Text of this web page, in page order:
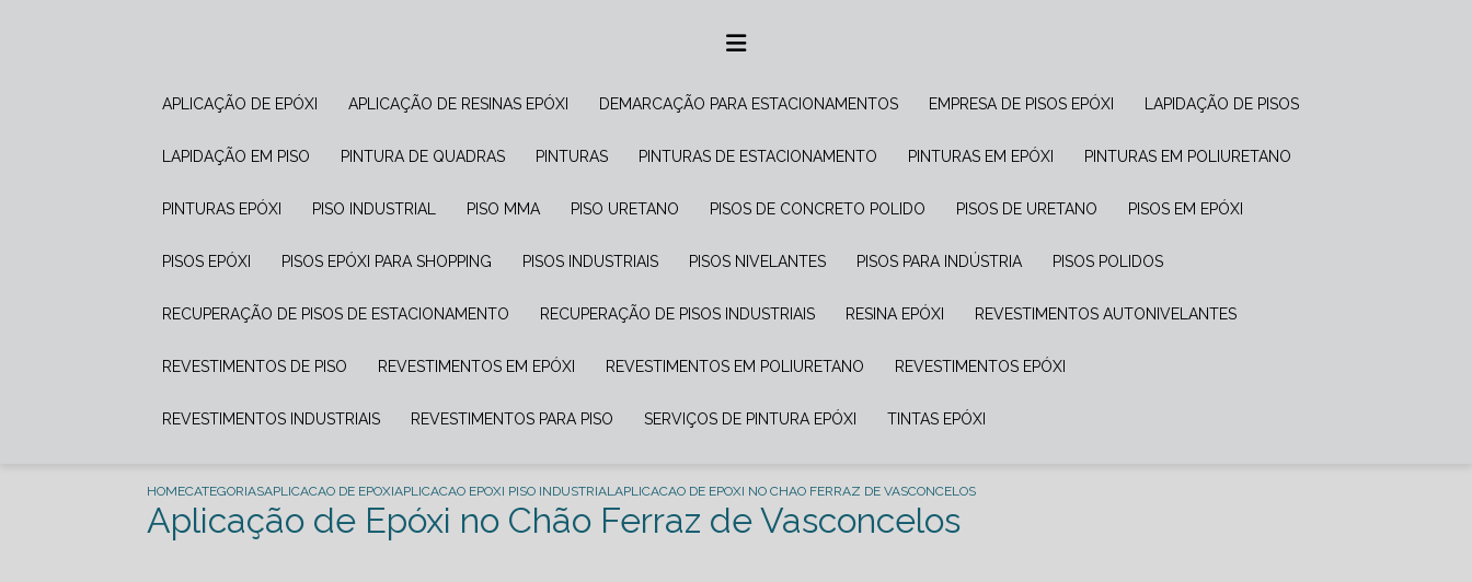
APLICAÇÃO DE EPÓXI APLICAÇÃO DE RESINAS EPÓXI DEMARCAÇÃO PARA ESTACIONAMENTOS EMPRESA DE PISOS EPÓXI LAPIDAÇÃO DE PISOS
LAPIDAÇÃO EM PISO PINTURA DE QUADRAS PINTURAS PINTURAS DE ESTACIONAMENTO PINTURAS EM EPÓXI PINTURAS EM POLIURETANO
PINTURAS EPÓXI PISO INDUSTRIAL PISO MMA PISO URETANO PISOS DE CONCRETO POLIDO PISOS DE URETANO PISOS EM EPÓXI
PISOS EPÓXI PISOS EPÓXI PARA SHOPPING PISOS INDUSTRIAIS PISOS NIVELANTES PISOS PARA INDÚSTRIA PISOS POLIDOS
RECUPERAÇÃO DE PISOS DE ESTACIONAMENTO RECUPERAÇÃO DE PISOS INDUSTRIAIS RESINA EPÓXI REVESTIMENTOS AUTONIVELANTES
REVESTIMENTOS DE PISO REVESTIMENTOS EM EPÓXI REVESTIMENTOS EM POLIURETANO REVESTIMENTOS EPÓXI
REVESTIMENTOS INDUSTRIAIS REVESTIMENTOS PARA PISO SERVIÇOS DE PINTURA EPÓXI TINTAS EPÓXI
HOMECATEGORIASAPLICACAO DE EPOXIAPLICACAO EPOXI PISO INDUSTRIALAPLICACAO DE EPOXI NO CHAO FERRAZ DE VASCONCELOS
Aplicação de Epóxi no Chão Ferraz de Vasconcelos